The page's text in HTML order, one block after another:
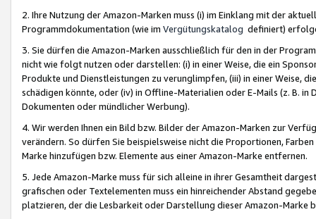
2. Ihre Nutzung der Amazon-Marken muss (i) im Einklang mit der
Programmdokumentation (wie im Vergütungskatalog definiert)
3. Sie dürfen die Amazon-Marken ausschließlich für den in der
nicht wie folgt nutzen oder darstellen: (i) in einer Weise, die ein
Produkte und Dienstleistungen zu verunglimpfen, (iii) in einer Weise,
schädigen könnte, oder (iv) in Offline-Materialien oder E-Mails (z. B. in
Dokumenten oder mündlicher Werbung).
4. Wir werden Ihnen ein Bild bzw. Bilder der Amazon-Marken zur
verändern. So dürfen Sie beispielsweise nicht die Proportionen,
Marke hinzufügen bzw. Elemente aus einer Amazon-Marke entfernen.
5. Jede Amazon-Marke muss für sich alleine in ihrer Gesamtheit
grafischen oder Textelementen muss ein hinreichender Abstand
platzieren, der die Lesbarkeit oder Darstellung dieser Amazon-Marke